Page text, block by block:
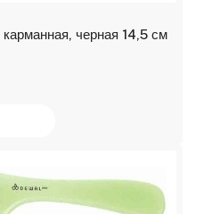
черная 14,5 см